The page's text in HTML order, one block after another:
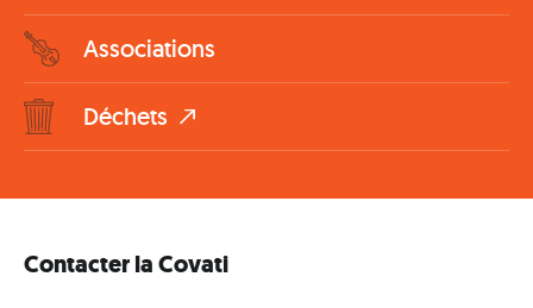
Associations
Déchets
Contacter la Covati